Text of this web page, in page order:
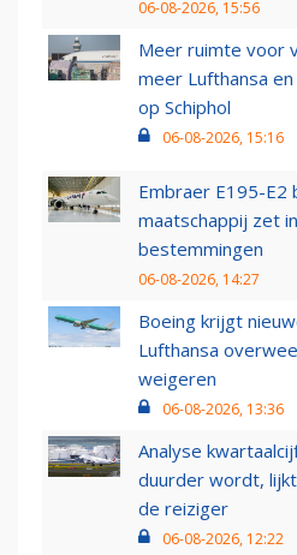
06-08-2026, 15:56
Meer ruimte voor
meer Lufthansa
op Schiphol
06-08-2026, 15:16
Embraer E195-E2
maatschappij zet
bestemmingen
06-08-2026, 14:27
Boeing krijgt
Lufthansa
weigeren
06-08-2026, 13:36
Analyse
duurder wordt,
de reiziger
06-08-2026, 12:22